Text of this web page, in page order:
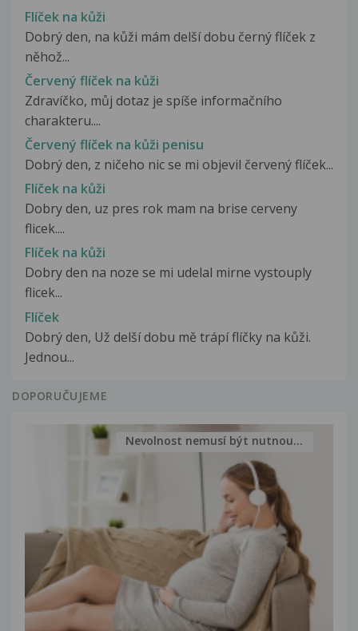
Flíček na kůži
Dobrý den, na kůži mám delší dobu černý flíček z
něhož...
Červený flíček na kůži
Zdravíčko, můj dotaz je spíše informačního
charakteru....
Červený flíček na kůži penisu
Dobrý den, z ničeho nic se mi objevil červený flíček...
Flíček na kůži
Dobry den, uz pres rok mam na brise cerveny
flicek....
Flíček na kůži
Dobry den na noze se mi udelal mirne vystouply
flicek...
Flíček
Dobrý den, Už delší dobu mě trápí flíčky na kůži.
Jednou...
DOPORUČUJEME
Nevolnost nemusí být nutnou...